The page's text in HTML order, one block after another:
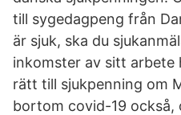
till sygedagpeng från
är sjuk, ska du
inkomster av sitt arbete
rätt till sjukpenning om
bortom covid-19 också,